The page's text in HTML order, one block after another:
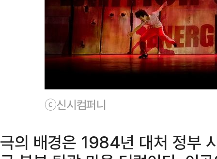
ⓒ신시컴퍼니
극의 배경은 1984년 대처 정부